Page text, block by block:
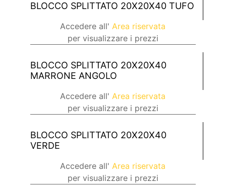
BLOCCO SPLITTATO 20X20X40 TUFO
Accedere all'Area riservata
per visualizzare i prezzi
BLOCCO SPLITTATO 20X20X40
MARRONE ANGOLO
Accedere all'Area riservata
per visualizzare i prezzi
BLOCCO SPLITTATO 20X20X40
VERDE
Accedere all'Area riservata
per visualizzare i prezzi